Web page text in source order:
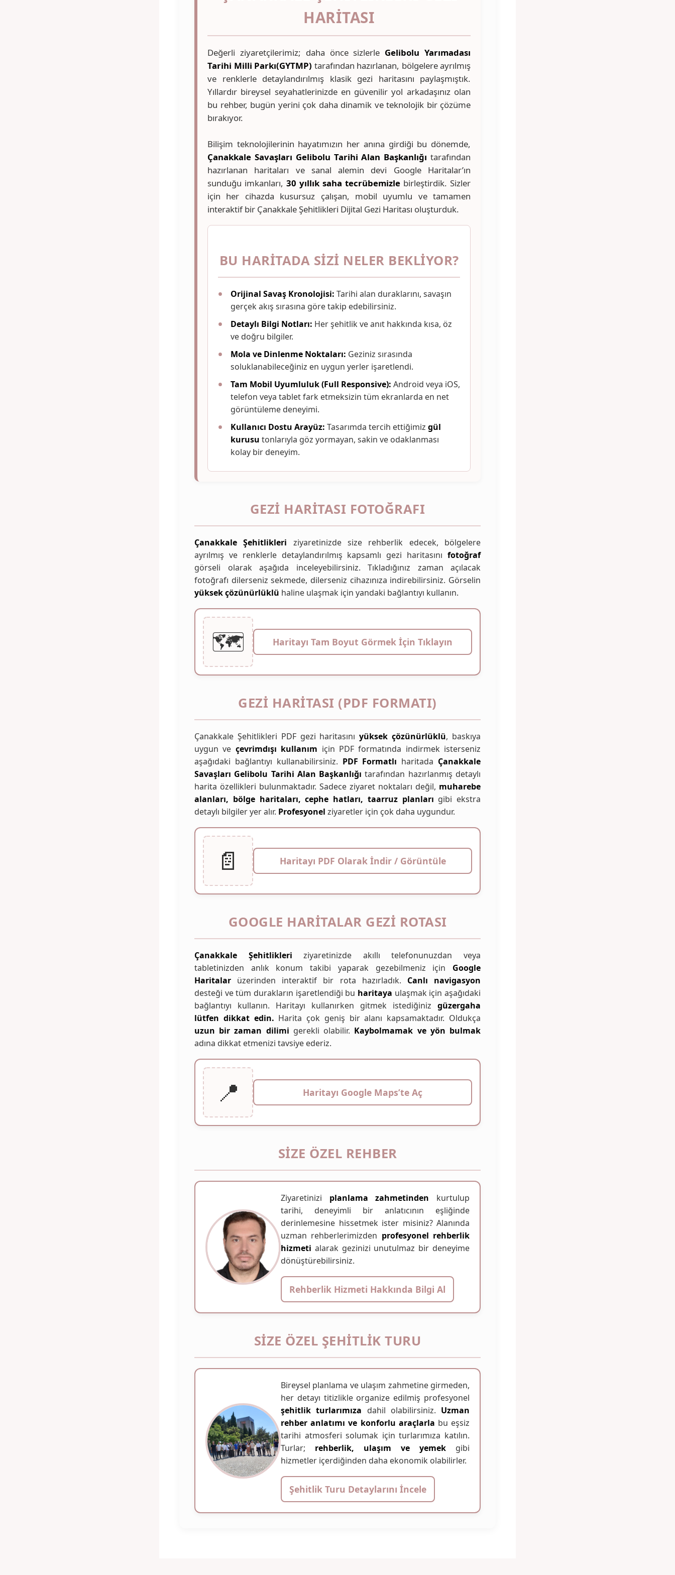
HARITASI
Değerli ziyaretçilerimiz; daha önce sizlerle Gelibolu Yarımadası
Tarihi Milli Parkı(GYTMP) tarafından hazırlanan, bölgelere ayrılmış
ve renklerle detaylandırılmış klasik gezi haritasını paylaşmıştık.
Yıllardır bireysel seyahatlerinizde en güvenilir yol arkadaşınız olan
bu rehber, bugün yerini çok daha dinamik ve teknolojik bir çözüme
bırakıyor.
Bilişim teknolojilerinin hayatımızın her anına girdiği bu dönemde,
Çanakkale Savaşları Gelibolu Tarihi Alan Başkanlığı tarafından
hazırlanan haritaları ve sanal alemin devi Google Haritalar’ın
sunduğu imkanları, 30 yıllık saha tecrübemizle birleştirdik. Sizler
için her cihazda kusursuz çalışan, mobil uyumlu ve tamamen
interaktif bir Çanakkale Şehitlikleri Dijital Gezi Haritası oluşturduk.
BU HARITADA SIZI NELER BEKLIYOR?
Orijinal Savaş Kronolojisi: Tarihi alan duraklarını, savaşın
gerçek akış sırasına göre takip edebilirsiniz.
Detaylı Bilgi Notları: Her şehitlik ve anıt hakkında kısa, öz
ve doğru bilgiler.
Mola ve Dinlenme Noktaları: Geziniz sırasında
soluklanabileceğiniz en uygun yerler işaretlendi.
Tam Mobil Uyumluluk (Full Responsive): Android veya iOS,
telefon veya tablet fark etmeksizin tüm ekranlarda en net
görüntüleme deneyimi.
Kullanıcı Dostu Arayüz: Tasarımda tercih ettiğimiz gül
kurusu tonlarıyla göz yormayan, sakin ve odaklanması
kolay bir deneyim.
GEZI HARITASI FOTOĞRAFI
Çanakkale Şehitlikleri ziyaretinizde size rehberlik edecek, bölgelere
ayrılmış ve renklerle detaylandırılmış kapsamlı gezi haritasını fotoğraf
görseli olarak aşağıda inceleyebilirsiniz. Tıkladığınız zaman açılacak
fotoğrafı dilerseniz sekmede, dilerseniz cihazınıza indirebilirsiniz. Görselin
yüksek çözünürlüklü haline ulaşmak için yandaki bağlantıyı kullanın.
🗺️ Haritayı Tam Boyut Görmek İçin Tıklayın
GEZI HARITASI (PDF FORMATI)
Çanakkale Şehitlikleri PDF gezi haritasınıyüksek çözünürlüklü, baskıya
uygun ve çevrimdışı kullanım için PDF formatında indirmek isterseniz
aşağıdaki bağlantıyı kullanabilirsiniz. PDF Formatlı haritada Çanakkale
Savaşları Gelibolu Tarihi Alan Başkanlığı tarafından hazırlanmış detaylı
harita özellikleri bulunmaktadır. Sadece ziyaret noktaları değil, muharebe
alanları, bölge haritaları, cephe hatları, taarruz planları gibi ekstra
detaylı bilgiler yer alır. Profesyonel ziyaretler için çok daha uygundur.
📄 Haritayı PDF Olarak İndir / Görüntüle
GOOGLE HARITALAR GEZI ROTASI
Çanakkale Şehitlikleri ziyaretinizde akıllı telefonunuzdan veya
tabletinizden anlık konum takibi yaparak gezebilmeniz için Google
Haritalar üzerinden interaktif bir rota hazırladık. Canlı navigasyon
desteği ve tüm durakların işaretlendiği bu haritaya ulaşmak için aşağıdaki
bağlantıyı kullanın. Haritayı kullanırken gitmek istediğiniz güzergaha
lütfen dikkat edin. Harita çok geniş bir alanı kapsamaktadır. Oldukça
uzun bir zaman dilimi gerekli olabilir. Kaybolmamak ve yön bulmak
adına dikkat etmenizi tavsiye ederiz.
📍 Haritayı Google Maps’te Aç
SIZE ÖZEL REHBER
Ziyaretinizi planlama zahmetinden kurtulup
tarihi, deneyimli bir anlatıcının eşliğinde
derinlemesine hissetmek ister misiniz? Alanında
uzman rehberlerimizden profesyonel rehberlik
hizmeti alarak gezinizi unutulmaz bir deneyime
dönüştürebilirsiniz.
Rehberlik Hizmeti Hakkında Bilgi Al
SIZE ÖZEL ŞEHITLIK TURU
Bireysel planlama ve ulaşım zahmetine girmeden,
her detayı titizlikle organize edilmiş profesyonel
şehitlik turlarımıza dahil olabilirsiniz. Uzman
rehber anlatımı ve konforlu araçlarla bu eşsiz
tarihi atmosferi solumak için turlarımıza katılın.
Turlar; rehberlik, ulaşım ve yemek gibi
hizmetler içerdiğinden daha ekonomik olabilirler.
Şehitlik Turu Detaylarını İncele